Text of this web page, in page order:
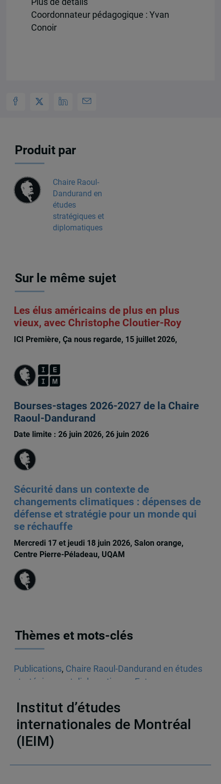
Coordonnateur pédagogique : Yvan
Conoir
Produit par
Chaire Raoul-
Dandurand en
études
stratégiques et
diplomatiques
Sur le même sujet
Les élus américains de plus en plus
vieux, avec Christophe Cloutier-Roy
ICI Première, Ça nous regarde, 15 juillet 2026,
Bourses-stages 2026-2027 de la Chaire
Raoul-Dandurand
Date limite : 26 juin 2026, 26 juin 2026
Sécurité dans un contexte de
changements climatiques : dépenses de
défense et stratégie pour un monde qui
se réchauffe
Mercredi 17 et jeudi 18 juin 2026, Salon orange,
Centre Pierre-Péladeau, UQAM
Thèmes et mots-clés
Publications, Chaire Raoul-Dandurand en études
stratégiques et diplomatiques
Entrevues
Institut d’études
internationales de Montréal
(IEIM)